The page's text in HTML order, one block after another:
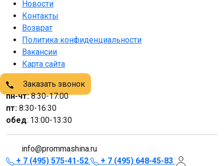
Новости
Контакты
Возврат
Политика конфиденциальности
Вакансии
Карта сайта
Заказать звонок
пн-чт:8:30-17:00
пт: 8:30-16:30
обед: 13:00-13:30
info@prommashina.ru
+ 7 (495) 575-41-52
+ 7 (495) 648-45-83